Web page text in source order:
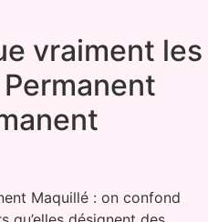
vraiment les
Maquillé : on confond